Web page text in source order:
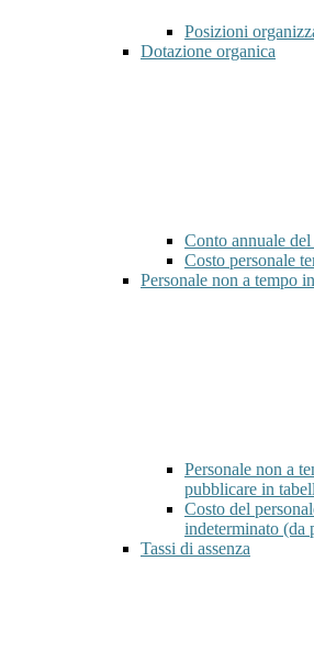
Posizioni
Dotazione organica
Conto annuale del
Costo personale
Personale non a tempo
Personale non a
pubblicare in
Costo del
indeterminato (da
Tassi di assenza